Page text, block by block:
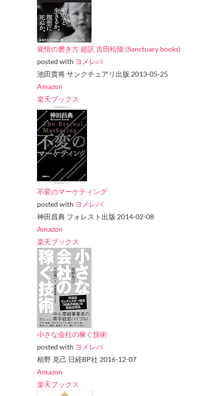
覚悟の磨き方 超訳 吉田松陰 (Sanctuary books)
posted with ヨメレバ
池田貴将 サンクチュアリ出版 2013-05-25
Amazon
楽天ブックス
不変のマーケティング
posted with ヨメレバ
神田昌典 フォレスト出版 2014-02-08
Amazon
楽天ブックス
小さな会社の稼ぐ技術
posted with ヨメレバ
栢野 克己 日経BP社 2016-12-07
Amazon
楽天ブックス